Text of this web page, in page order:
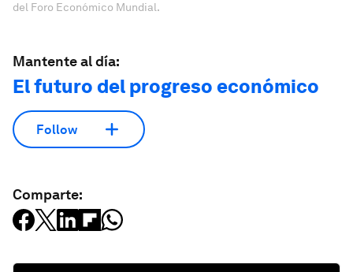
del Foro Económico Mundial.
Mantente al día:
El futuro del progreso económico
Follow
Comparte: